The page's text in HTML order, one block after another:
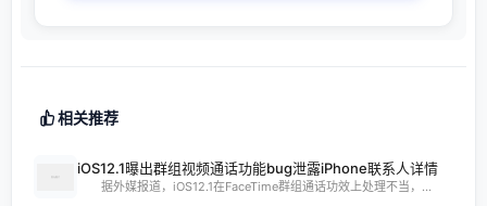
相关推荐
iOS12.1曝出群组视频通话功能bug泄露iPhone联系人详情
据外媒报道，iOS12.1在FaceTime群组通话功效上处理不当，...